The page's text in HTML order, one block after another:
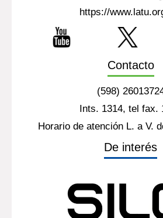
https://
Contacto
(598)
Ints. 1314, tel fax.
Horario de atención L. a V.
De interés